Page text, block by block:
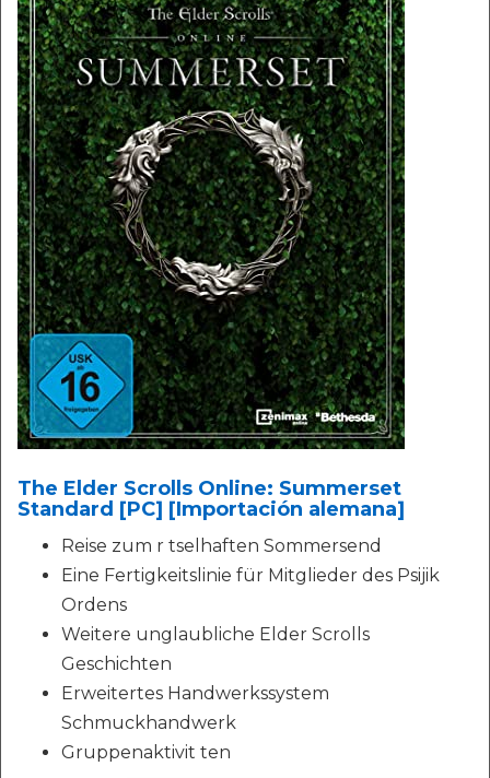
The Elder Scrolls Online: Summerset
Standard [PC] [Importación alemana]
Reise zum r tselhaften Sommersend
Eine Fertigkeitslinie für Mitglieder des Psijik
Ordens
Weitere unglaubliche Elder Scrolls
Geschichten
Erweitertes Handwerkssystem
Schmuckhandwerk
Gruppenaktivit ten